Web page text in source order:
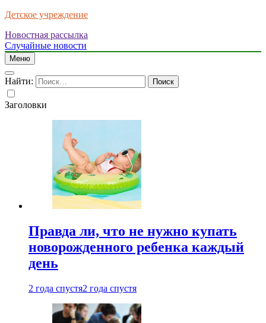
Детское учреждение
Новостная рассылка
Случайные новости
Меню
Найти:
Заголовки
Правда ли, что не нужно купать
новорожденного ребенка каждый
день
2 года спустя2 года спустя